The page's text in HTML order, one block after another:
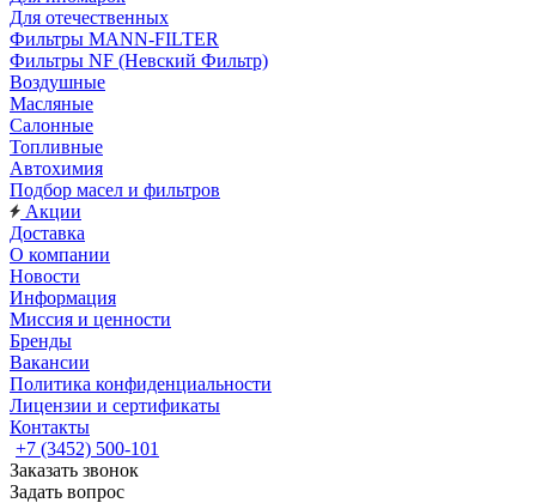
Для отечественных
Фильтры MANN-FILTER
Фильтры NF (Невский Фильтр)
Воздушные
Масляные
Салонные
Топливные
Автохимия
Подбор масел и фильтров
Акции
Доставка
О компании
Новости
Информация
Миссия и ценности
Бренды
Вакансии
Политика конфиденциальности
Лицензии и сертификаты
Контакты
+7 (3452) 500-101
Заказать звонок
Задать вопрос